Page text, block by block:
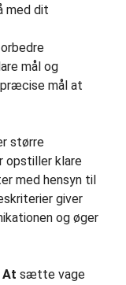
med dit
mål og
mål at
større
opstiller klare
med hensyn til
giver
og øger
At sætte vage